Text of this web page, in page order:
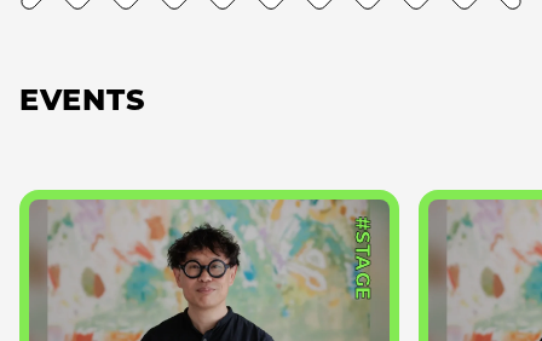
EVENTS
#STAGE